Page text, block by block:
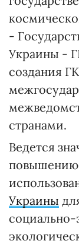
-
Украины -
создания
странами.
Ведется
повышению
Украины
социально-